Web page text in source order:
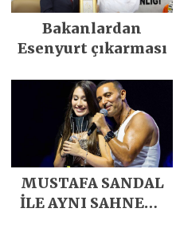
Bakanlardan
Esenyurt çıkarması
MUSTAFA SANDAL
İLE AYNI SAHNEDE